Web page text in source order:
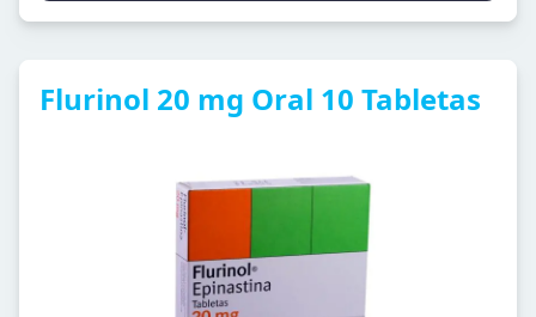
Flurinol 20 mg Oral 10 Tabletas